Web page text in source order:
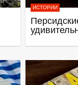
ИСТОРИИ